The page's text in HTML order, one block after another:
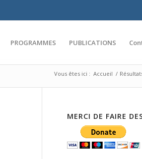
PROGRAMMES PUBLICATIONS
Vous êtes ici : Accueil /
MERCI DE FAIRE